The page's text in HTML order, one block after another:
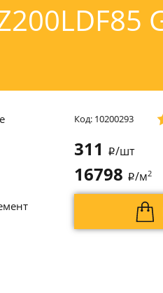
Код: 10200293
311 i/шт
16798 i/м2